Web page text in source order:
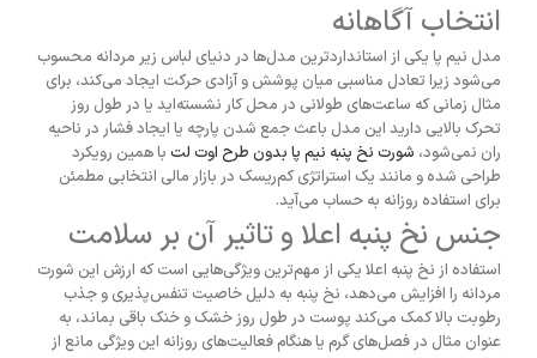
انتخاب آگاهانه
مدل نیم پا یکی از استانداردترین مدل‌ها در دنیای لباس زیر مردانه محسوب
می‌شود زیرا تعادل مناسبی میان پوشش و آزادی حرکت ایجاد می‌کند، برای
مثال زمانی که ساعت‌های طولانی در محل کار نشسته‌اید یا در طول روز
تحرک بالایی دارید این مدل باعث جمع شدن پارچه یا ایجاد فشار در ناحیه
ران نمی‌شود، شورت نخ پنبه نیم پا بدون طرح اوت لت با همین رویکرد
طراحی شده و مانند یک استراتژی کم‌ریسک در بازار مالی انتخابی مطمئن
برای استفاده روزانه به حساب می‌آید.
جنس نخ پنبه اعلا و تاثیر آن بر سلامت
استفاده از نخ پنبه اعلا یکی از مهم‌ترین ویژگی‌هایی است که ارزش این شورت
مردانه را افزایش می‌دهد، نخ پنبه به دلیل خاصیت تنفس‌پذیری و جذب
رطوبت بالا کمک می‌کند پوست در طول روز خشک و خنک باقی بماند، به
عنوان مثال در فصل‌های گرم یا هنگام فعالیت‌های روزانه این ویژگی مانع از